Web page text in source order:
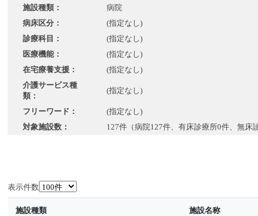
施設種類：
病院
病床区分：
(指定なし)
診療科目：
(指定なし)
医療機能：
(指定なし)
在宅療養支援：
(指定なし)
介護サービス種
類：
(指定なし)
フリーワード：
(指定なし)
対象施設数：
127件（病院127件、有床診療所0件、無床
表示件数
施設種類 施設名称